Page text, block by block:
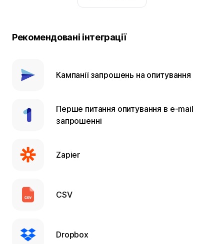
Рекомендовані інтеграції
Кампанії запрошень на опитування
Перше питання опитування в e-mail
запрошенні
Zapier
CSV
Dropbox